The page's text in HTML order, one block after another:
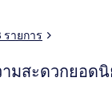
ายการ
มสะดวกยอด